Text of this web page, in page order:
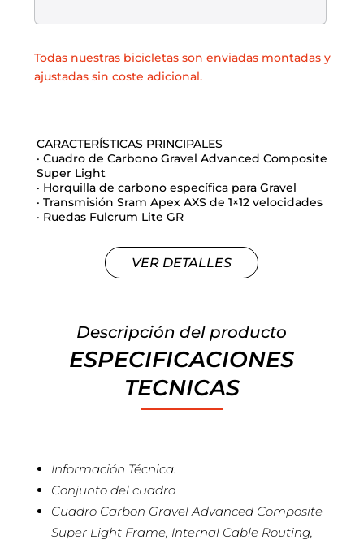
Todas nuestras bicicletas son enviadas montadas y
ajustadas sin coste adicional.
CARACTERÍSTICAS PRINCIPALES
· Cuadro de Carbono Gravel Advanced Composite
Super Light
· Horquilla de carbono específica para Gravel
· Transmisión Sram Apex AXS de 1×12 velocidades
· Ruedas Fulcrum Lite GR
VER DETALLES
Descripción del producto
ESPECIFICACIONES
TECNICAS
Información Técnica.
Conjunto del cuadro
Cuadro Carbon Gravel Advanced Composite
Super Light Frame, Internal Cable Routing,